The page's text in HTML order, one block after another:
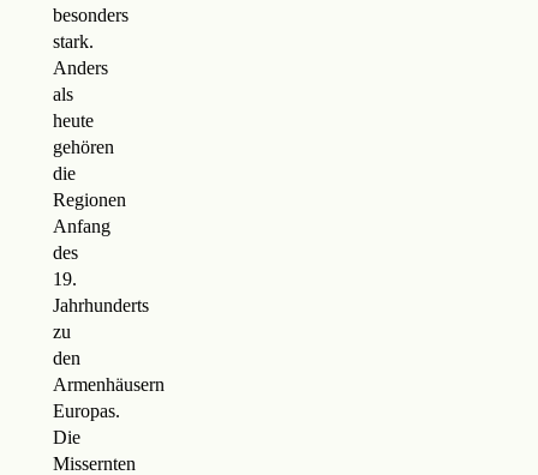
besonders
stark.
Anders
als
heute
gehören
die
Regionen
Anfang
des
19.
Jahrhunderts
zu
den
Armenhäusern
Europas.
Die
Missernten